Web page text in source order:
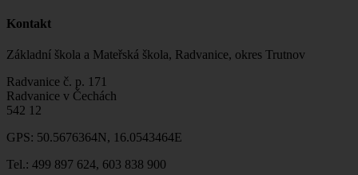
Kontakt
Základní škola a Mateřská škola, Radvanice, okres Trutnov
Radvanice č. p. 171
Radvanice v Čechách
542 12
GPS: 50.5676364N, 16.0543464E
Tel.: 499 897 624, 603 838 900